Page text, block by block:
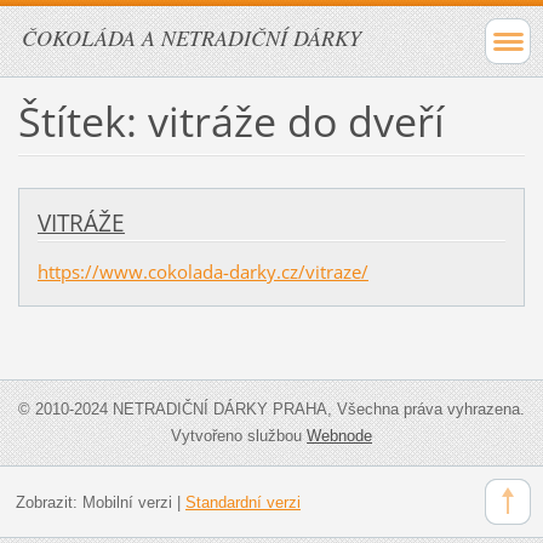
ČOKOLÁDA A NETRADIČNÍ DÁRKY
Štítek: vitráže do dveří
VITRÁŽE
https://www.cokolada-darky.cz/vitraze/
© 2010-2024 NETRADIČNÍ DÁRKY PRAHA, Všechna práva vyhrazena.
Vytvořeno službouWebnode
Zobrazit: Mobilní verzi Standardní verzi